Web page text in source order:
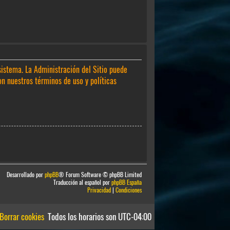
La Administración del Sitio puede
nuestros términos de uso y políticas
Desarrollado porphpBB® Forum Software © phpBB Limited
Traducción al español porphpBB España
Privacidad| Condiciones
Todos los horarios son UTC-04:00
Borrar cookies